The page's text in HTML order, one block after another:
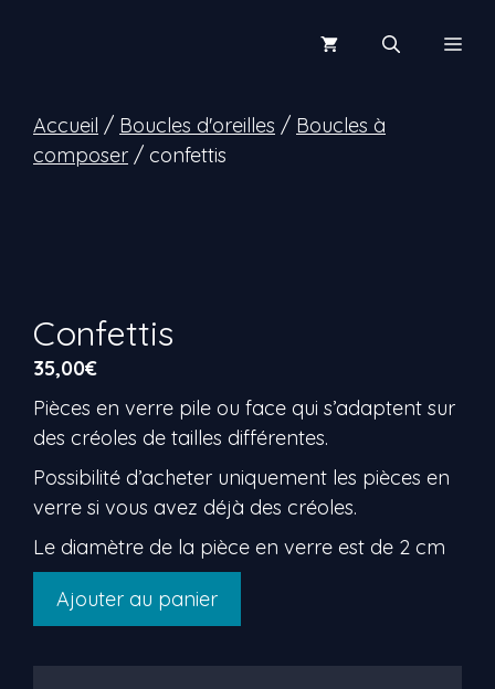
Accueil / Boucles d'oreilles / Boucles à
composer / confettis
Confettis
35,00€
Pièces en verre pile ou face qui s’adaptent sur
des créoles de tailles différentes.
Possibilité d’acheter uniquement les pièces en
verre si vous avez déjà des créoles.
Le diamètre de la pièce en verre est de 2 cm
quantité
Ajouter au panier